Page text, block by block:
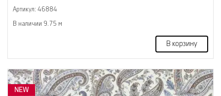
Артикул: 46884
В наличии 9.75 м
В корзину
NEW